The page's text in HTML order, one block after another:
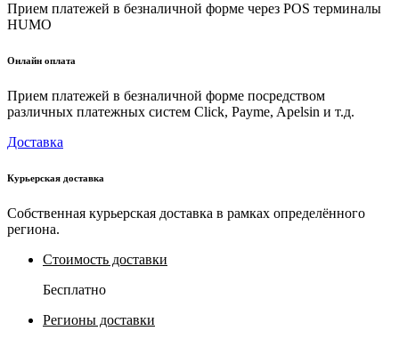
Прием платежей в безналичной форме через POS терминалы
HUMO
Онлайн оплата
Прием платежей в безналичной форме посредством
различных платежных систем Click, Payme, Apelsin и т.д.
Доставка
Курьерская доставка
Собственная курьерская доставка в рамках определённого
региона.
Стоимость доставки
Бесплатно
Регионы доставки